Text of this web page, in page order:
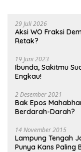
29 Juli 2026
Aksi WO Fraksi
Retak?
19 Juni 2023
Ibunda, Sakitmu
Engkau!
2 Desember 2021
Bak Epos
Berdarah-Darah?
14 November 2015
Lampung Tengah
Punya Kans Paling